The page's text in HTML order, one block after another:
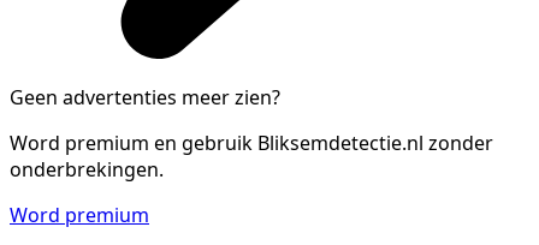
Geen advertenties meer zien?
Word premium en gebruik Bliksemdetectie.nl zonder
onderbrekingen.
Word premium